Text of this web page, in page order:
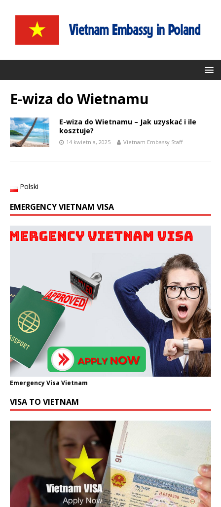
E-wiza do Wietnamu
E-wiza do Wietnamu – Jak uzyskać i ile
kosztuje?
14 kwietnia, 2025 Vietnam Embassy Staff
Polski
EMERGENCY VIETNAM VISA
Emergency Visa Vietnam
VISA TO VIETNAM